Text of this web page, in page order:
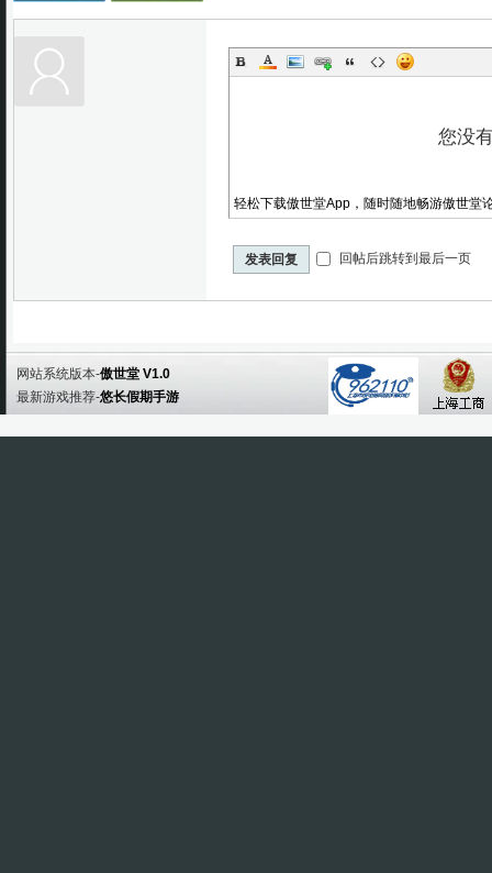
轻松下载傲世堂App，随时随地畅游傲世堂
发表回复 回帖后跳转到最后一页
网站系统版本-傲世堂 V1.0
最新游戏推荐-悠长假期手游